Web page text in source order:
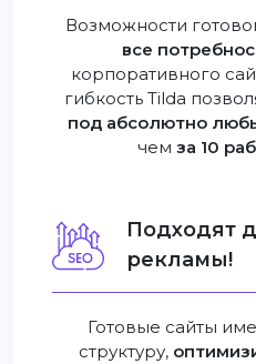
Возможности
все
корпоративного
гибкость Tilda
под абсолютно
чем за 10
Подходят
рекламы!
Готовые сайты
структуру,